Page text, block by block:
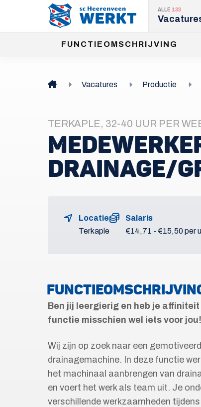
ALLE 133
FUNCTIEOMSCHRIJVING
Vacatures Productie
TERKAPLE, 32-40 UUR PER
DRAINAGE/
Locatie
Terkaple
Salaris
€14,71 - €15,50 per
Ben jij leergierig en heb je
functie misschien wel iets voor jou!
Wij zijn op zoek naar een
drainagemachine. In deze functie
het machinaal aanbrengen van
en voert het werk als team uit. Je
verschillende werkzaamheden